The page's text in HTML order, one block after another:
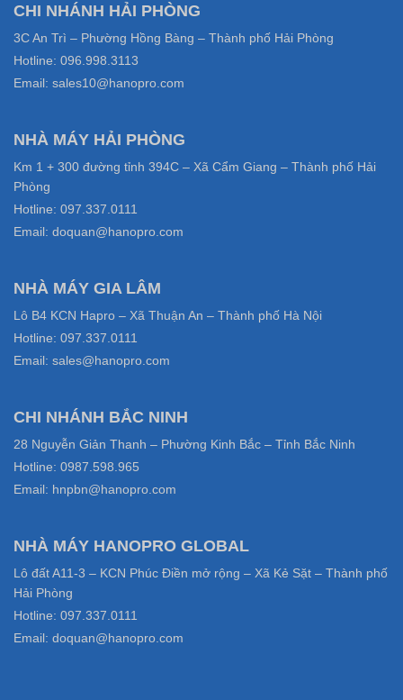
CHI NHÁNH HẢI PHÒNG
3C An Trì – Phường Hồng Bàng – Thành phố Hải Phòng
Hotline: 096.998.3113
Email: sales10@hanopro.com
NHÀ MÁY HẢI PHÒNG
Km 1 + 300 đường tỉnh 394C – Xã Cẩm Giang – Thành phố Hải
Phòng
Hotline: 097.337.0111
Email: doquan@hanopro.com
NHÀ MÁY GIA LÂM
Lô B4 KCN Hapro – Xã Thuận An – Thành phố Hà Nội
Hotline: 097.337.0111
Email: sales@hanopro.com
CHI NHÁNH BẮC NINH
28 Nguyễn Giản Thanh – Phường Kinh Bắc – Tỉnh Bắc Ninh
Hotline: 0987.598.965
Email: hnpbn@hanopro.com
NHÀ MÁY HANOPRO GLOBAL
Lô đất A11-3 – KCN Phúc Điền mở rộng – Xã Kẻ Sặt – Thành phố
Hải Phòng
Hotline: 097.337.0111
Email: doquan@hanopro.com